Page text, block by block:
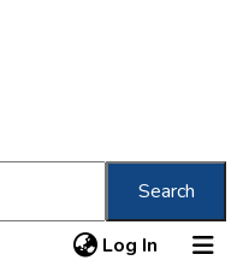
Search
Log In (current)